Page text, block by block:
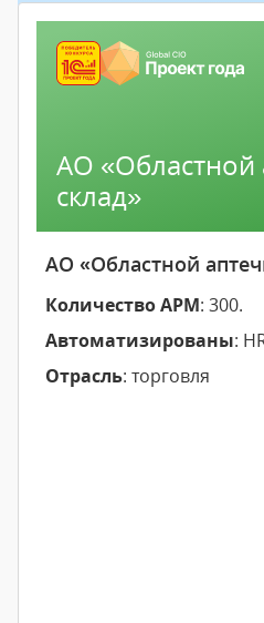
АО «Областной
склад»
АО «Областной
Количество АРМ: 300.
Автоматизированы:
Отрасль: торговля